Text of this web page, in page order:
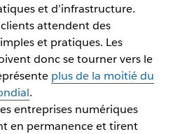
et d’infrastructure.
attendent des
et pratiques. Les
donc se tourner vers le
plus de la moitié du
.
entreprises numériques
en permanence et tirent